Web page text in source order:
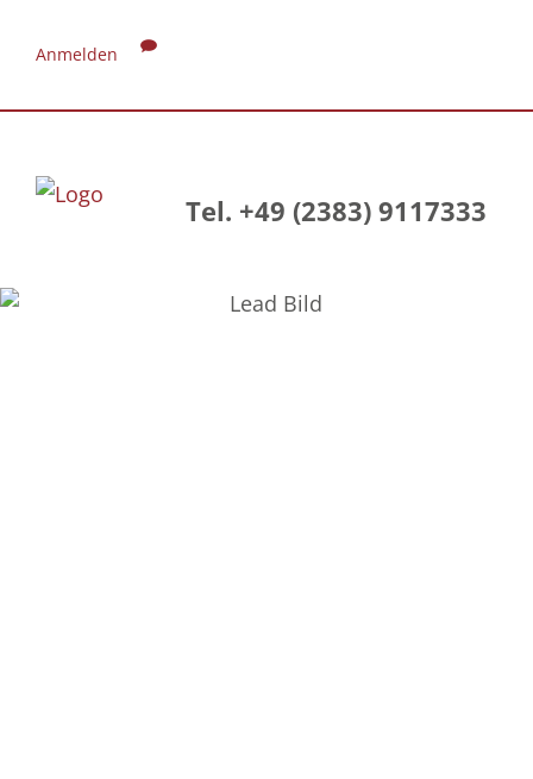
Anmelden
Tel. +49 (2383) 9117333